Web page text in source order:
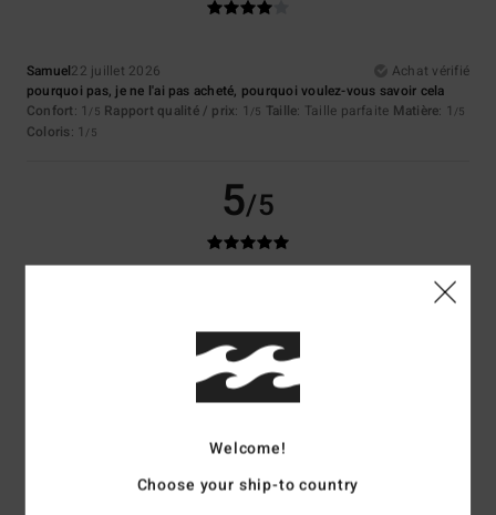
Samuel22 juillet 2026
Achat vérifié
pourquoi pas, je ne l'ai pas acheté, pourquoi voulez-vous savoir cela
Confort: 1 /5 Rapport qualité / prix: 1 /5 Taille: Taille parfaite Matière: 1 /5
Coloris: 1 /5
5/5
Achat vérifié
Rapport qualité / prix: 4 /5 Taille
Je recommande ce produit
5/5
Welcome!
Choose your ship-to country